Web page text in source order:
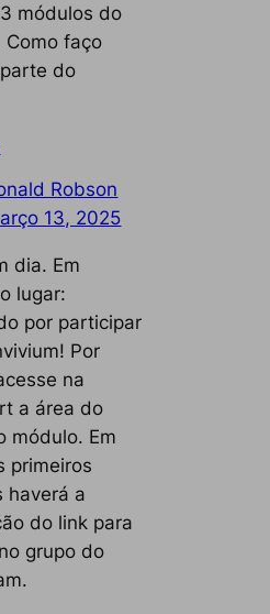
módulos do
Como faço
do
Robson
13, 2025
dia. Em
lugar:
por participar
Por
na
a área do
módulo. Em
primeiros
haverá a
do link para
grupo do